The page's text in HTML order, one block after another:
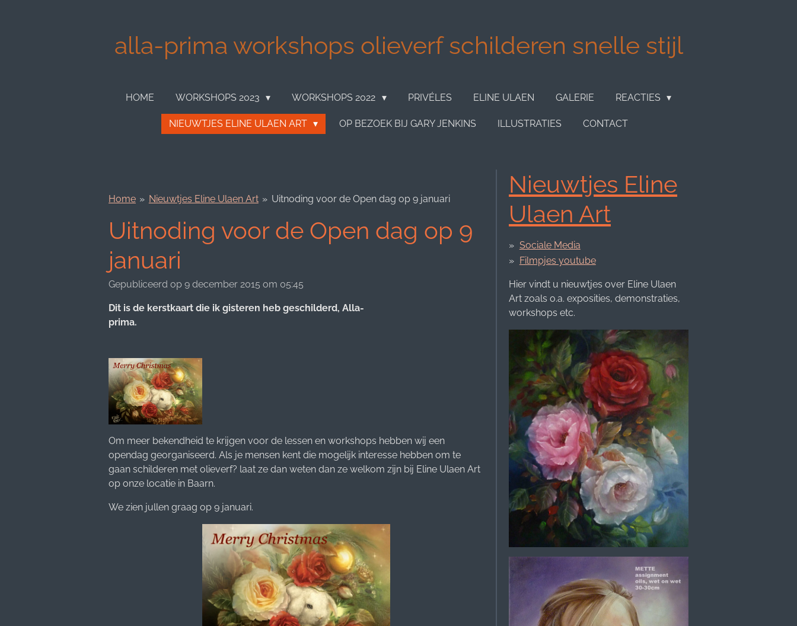
alla-prima workshops olieverf schilderen snelle stijl
HOME WORKSHOPS 2023 WORKSHOPS 2022 PRIVÉLES ELINE ULAEN GALERIE REACTIES
NIEUWTJES ELINE ULAEN ART OP BEZOEK BIJ GARY JENKINS ILLUSTRATIES CONTACT
Home » Nieuwtjes Eline Ulaen Art » Uitnoding voor de Open dag op 9 januari
Uitnoding voor de Open dag op 9
januari
Gepubliceerd op 9 december 2015 om 05:45
Dit is de kerstkaart die ik gisteren heb geschilderd, Alla-
prima.
Om meer bekendheid te krijgen voor de lessen en workshops hebben wij een
opendag georganiseerd. Als je mensen kent die mogelijk interesse hebben om te
gaan schilderen met olieverf? laat ze dan weten dan ze welkom zijn bij Eline Ulaen Art
op onze locatie in Baarn.
We zien jullen graag op 9 januari.
Nieuwtjes Eline
Ulaen Art
Sociale Media
Filmpjes youtube
Hier vindt u nieuwtjes over Eline Ulaen
Art zoals o.a. exposities, demonstraties,
workshops etc.